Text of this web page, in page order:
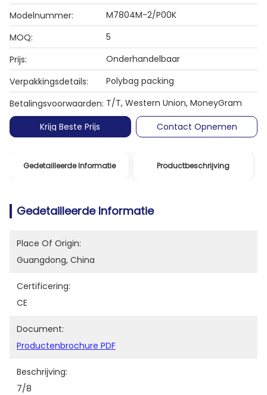
Modelnummer:
M7804M-2/P00K
MOQ:
5
Prijs:
Onderhandelbaar
Verpakkingsdetails:
Polybag packing
Betalingsvoorwaarden: T/T, Western Union, MoneyGram
Krijg Beste Prijs
Contact Opnemen
Gedetailleerde Informatie Productbeschrijving
Gedetailleerde Informatie
Place Of Origin:
Guangdong, China
Certificering:
CE
Document:
Productenbrochure PDF
Beschrijving:
7/8